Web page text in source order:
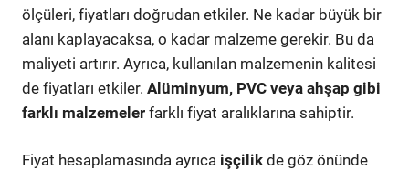
ölçüleri, fiyatları doğrudan etkiler. Ne kadar büyük bir
alanı kaplayacaksa, o kadar malzeme gerekir. Bu da
maliyeti artırır. Ayrıca, kullanılan malzemenin kalitesi
de fiyatları etkiler. Alüminyum, PVC veya ahşap gibi
farklı malzemeler farklı fiyat aralıklarına sahiptir.
Fiyat hesaplamasında ayrıca işçilik de göz önünde